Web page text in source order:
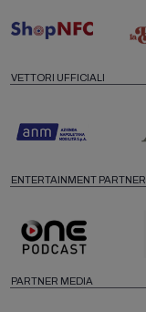
VETTORI UFFICIALI
ENTERTAINMENT PARTNER
PARTNER MEDIA